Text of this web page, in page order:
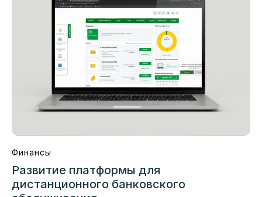
Финансы
Развитие платформы для
дистанционного банковского